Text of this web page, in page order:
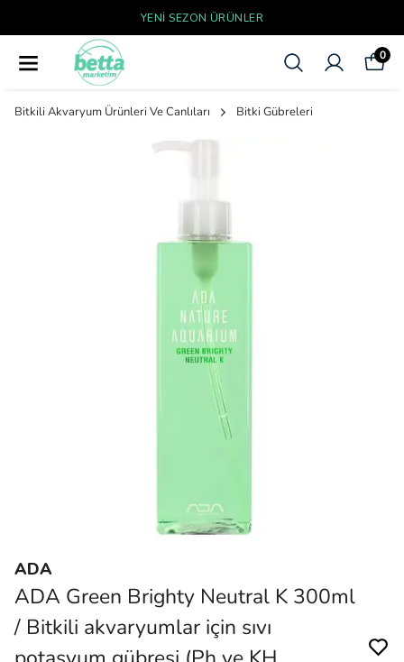
YENI SEZON ÜRÜNLER
0
Bitkili Akvaryum Ürünleri Ve Canlıları Bitki Gübreleri
ADA
ADA Green Brighty Neutral K 300ml
/ Bitkili akvaryumlar için sıvı